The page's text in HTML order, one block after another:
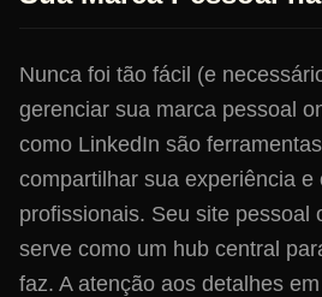
Nunca foi tão fácil (e
gerenciar sua marca pessoal
como LinkedIn são
compartilhar sua experiência e
profissionais. Seu site pessoal
serve como um hub central
faz. A atenção aos detalhes